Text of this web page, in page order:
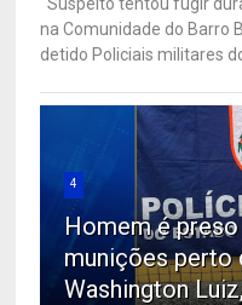
na Comunidade do Barro
detido Policiais militares
4
Homem é
munições perto
Washington